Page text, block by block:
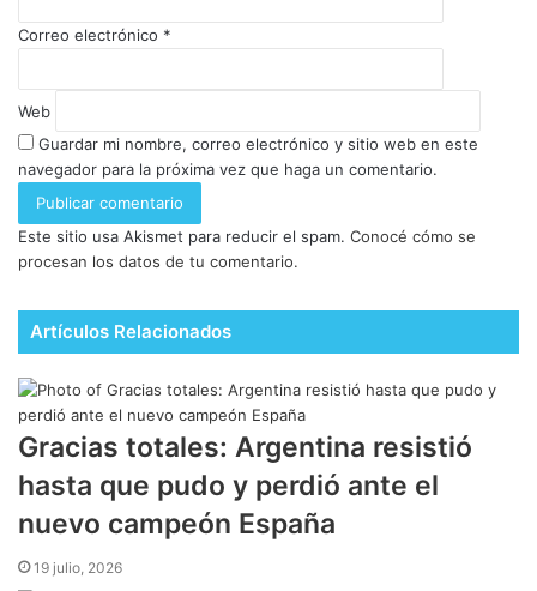
Correo electrónico *
Web
Guardar mi nombre, correo electrónico y sitio web en este
navegador para la próxima vez que haga un comentario.
Este sitio usa Akismet para reducir el spam. Conocé cómo se
procesan los datos de tu comentario.
Artículos Relacionados
Gracias totales: Argentina resistió
hasta que pudo y perdió ante el
nuevo campeón España
19 julio, 2026